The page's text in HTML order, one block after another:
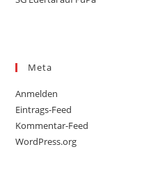
Meta
Anmelden
Eintrags-Feed
Kommentar-Feed
WordPress.org